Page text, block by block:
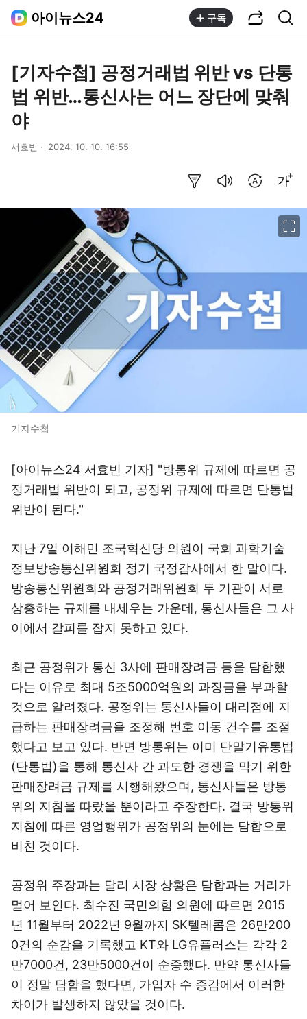
아이뉴스24 구독
[기자수첩] 공정거래법 위반 vs 단통
법 위반…통신사는 어느 장단에 맞춰
야
서효빈 2024. 10. 10. 16:55
기자수첩
[아이뉴스24 서효빈 기자] "방통위 규제에 따르면 공
정거래법 위반이 되고, 공정위 규제에 따르면 단통법
위반이 된다."
지난 7일 이해민 조국혁신당 의원이 국회 과학기술
정보방송통신위원회 정기 국정감사에서 한 말이다.
방송통신위원회와 공정거래위원회 두 기관이 서로
상충하는 규제를 내세우는 가운데, 통신사들은 그 사
이에서 갈피를 잡지 못하고 있다.
최근 공정위가 통신 3사에 판매장려금 등을 담합했
다는 이유로 최대 5조5000억원의 과징금을 부과할
것으로 알려졌다. 공정위는 통신사들이 대리점에 지
급하는 판매장려금을 조정해 번호 이동 건수를 조절
했다고 보고 있다. 반면 방통위는 이미 단말기유통법
(단통법)을 통해 통신사 간 과도한 경쟁을 막기 위한
판매장려금 규제를 시행해왔으며, 통신사들은 방통
위의 지침을 따랐을 뿐이라고 주장한다. 결국 방통위
지침에 따른 영업행위가 공정위의 눈에는 담합으로
비친 것이다.
공정위 주장과는 달리 시장 상황은 담합과는 거리가
멀어 보인다. 최수진 국민의힘 의원에 따르면 2015
년 11월부터 2022년 9월까지 SK텔레콤은 26만200
0건의 순감을 기록했고 KT와 LG유플러스는 각각 2
만7000건, 23만5000건이 순증했다. 만약 통신사들
이 정말 담합을 했다면, 가입자 수 증감에서 이러한
차이가 발생하지 않았을 것이다.